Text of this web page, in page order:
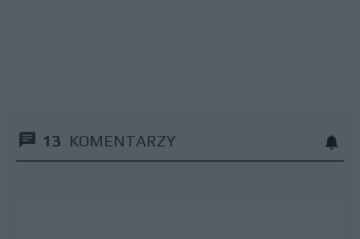
13 KOMENTARZY